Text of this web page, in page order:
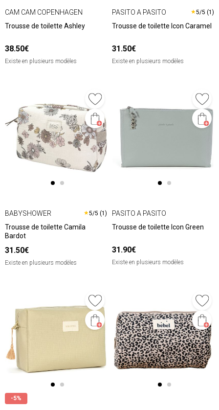
CAM CAM COPENHAGEN
Trousse de toilette Ashley
38.50€
Existe en plusieurs modèles
PASITO A PASITO ★5/5 (1)
Trousse de toilette Icon Caramel
31.50€
Existe en plusieurs modèles
BABYSHOWER ★5/5 (1)
Trousse de toilette Camila
Bardot
31.50€
Existe en plusieurs modèles
PASITO A PASITO
Trousse de toilette Icon Green
31.90€
Existe en plusieurs modèles
-5%